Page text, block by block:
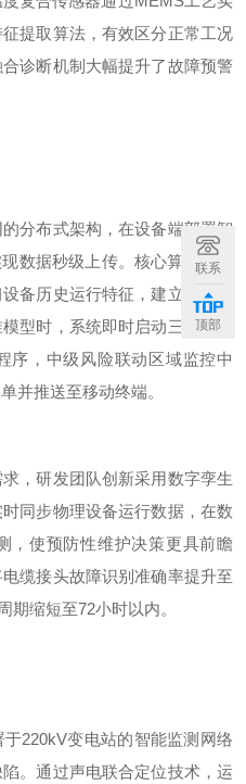
提取算法，有效区分正常工况
诊断机制大幅提升了故障预警
分布式架构，在设备端部署智
数据秒级上传。核心算法平台
备历史运行特征，建立个性化
型时，系统即时启动三级预警
序，中级风险联动区域监控中
并推送至移动终端。
，研发团队创新采用数字孪生
同步物理设备运行数据，在数
，使预防性维护决策更具前瞻
缆接头故障识别准确率提升至
期缩短至72小时以内。
于220kV变电站的智能监测网络
。通过声电联合定位技术，运
联系
顶部